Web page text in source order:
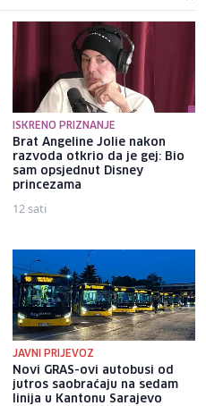
ISKRENO PRIZNANJE
Brat Angeline Jolie nakon
razvoda otkrio da je gej: Bio
sam opsjednut Disney
princezama
12 sati
JAVNI PRIJEVOZ
Novi GRAS-ovi autobusi od
jutros saobraćaju na sedam
linija u Kantonu Sarajevo